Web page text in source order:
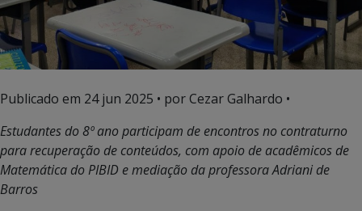
Publicado em 24 jun 2025 • por Cezar Galhardo •
Estudantes do 8º ano participam de encontros no contraturno
para recuperação de conteúdos, com apoio de acadêmicos de
Matemática do PIBID e mediação da professora Adriani de
Barros